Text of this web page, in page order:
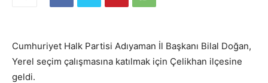
Cumhuriyet Halk Partisi Adıyaman İl Başkanı Bilal Doğan,
Yerel seçim çalışmasına katılmak için Çelikhan ilçesine
geldi.